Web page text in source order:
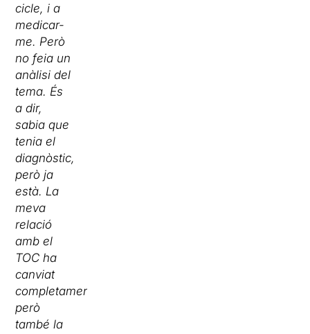
cicle, i a
medicar-
me. Però
no feia un
anàlisi del
tema. És
a dir,
sabia que
tenia el
diagnòstic,
però ja
està. La
meva
relació
amb el
TOC ha
canviat
completament,
però
també la